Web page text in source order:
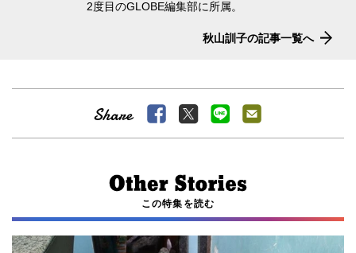
2度目のGLOBE編集部に所属。
秋山訓子の記事一覧へ
この特集を読む